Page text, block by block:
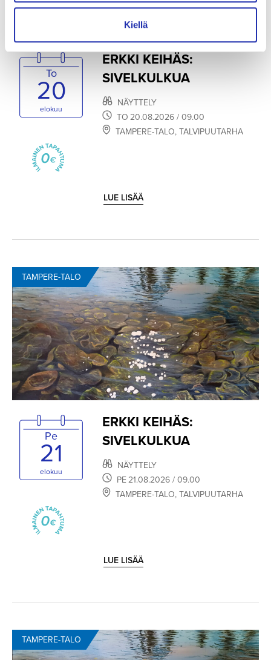
Kiellä
To
20
elokuu
ERKKI KEIHÄS:
SIVELKULKUA
NÄYTTELY
TO20.08.2026/ 09.00
TAMPERE-TALO,TALVIPUUTARHA
LUE LISÄÄ
Pe
21
elokuu
TAMPERE-TALO
ERKKI KEIHÄS:
SIVELKULKUA
NÄYTTELY
PE21.08.2026/ 09.00
TAMPERE-TALO,TALVIPUUTARHA
LUE LISÄÄ
TAMPERE-TALO